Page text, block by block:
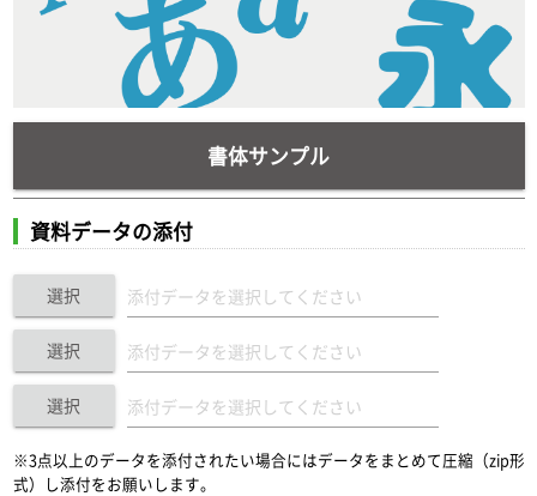
書体サンプル
資料データの添付
選択
選択
選択
※3点以上のデータを添付されたい場合にはデータをまとめて圧縮（zip形
式）し添付をお願いします。